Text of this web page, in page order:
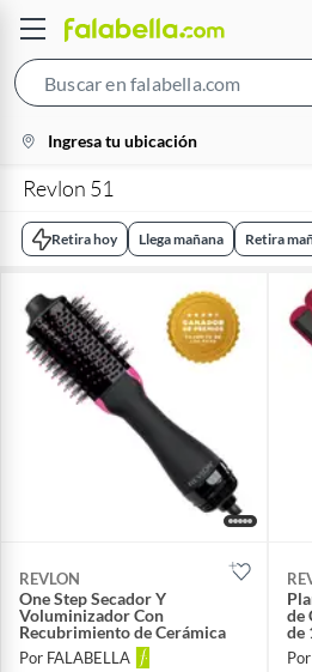
Bar
location-
icon
Ingresa tu ubicación
Revlon 51
Retira hoy Llega mañana Retira
REVLON
One Step Secador Y
Voluminizador Con
Recubrimiento de Cerámica
Por FALABELLA
de
de